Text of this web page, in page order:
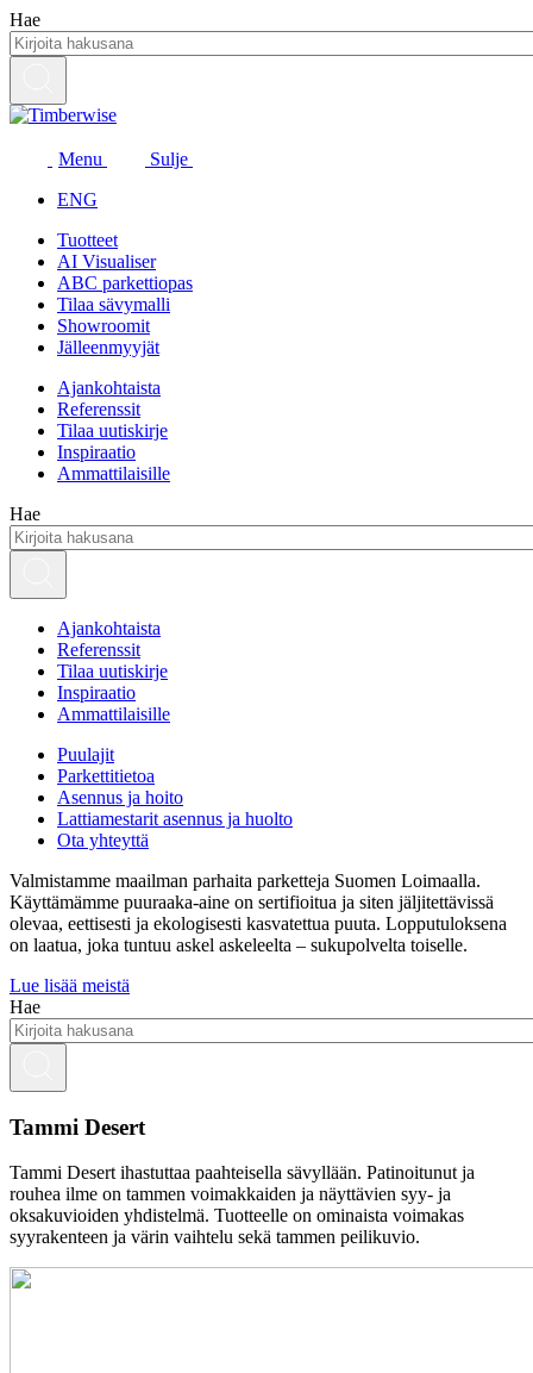
Siirry
sisältöön
Hae
Menu
Sulje
ENG
Tuotteet
AI Visualiser
ABC parkettiopas
Tilaa sävymalli
Showroomit
Jälleenmyyjät
Ajankohtaista
Referenssit
Tilaa uutiskirje
Inspiraatio
Ammattilaisille
Hae
Ajankohtaista
Referenssit
Tilaa uutiskirje
Inspiraatio
Ammattilaisille
Puulajit
Parkettitietoa
Asennus ja hoito
Lattiamestarit asennus ja huolto
Ota yhteyttä
Valmistamme maailman parhaita parketteja Suomen Loimaalla.
Käyttämämme puuraaka-aine on sertifioitua ja siten jäljitettävissä
olevaa, eettisesti ja ekologisesti kasvatettua puuta. Lopputuloksena
on laatua, joka tuntuu askel askeleelta – sukupolvelta toiselle.
Lue lisää meistä
Hae
Tammi Desert
Tammi Desert ihastuttaa paahteisella sävyllään. Patinoitunut ja
rouhea ilme on tammen voimakkaiden ja näyttävien syy- ja
oksakuvioiden yhdistelmä. Tuotteelle on ominaista voimakas
syyrakenteen ja värin vaihtelu sekä tammen peilikuvio.